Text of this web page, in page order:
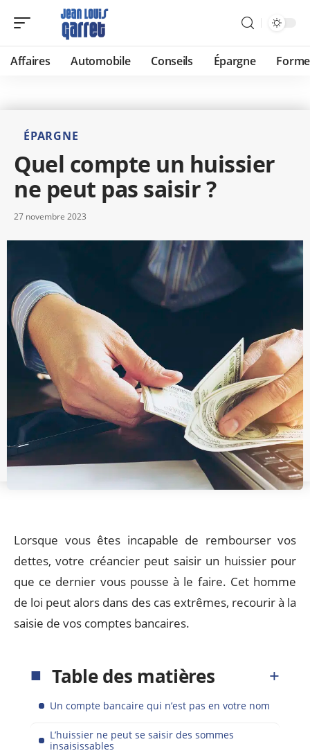
Affaires Automobile Conseils Épargne Forme
ÉPARGNE
Quel compte un huissier
ne peut pas saisir ?
27 novembre 2023
Lorsque vous êtes incapable de rembourser vos
dettes, votre créancier peut saisir un huissier pour
que ce dernier vous pousse à le faire. Cet homme
de loi peut alors dans des cas extrêmes, recourir à la
saisie de vos comptes bancaires.
Table des matières
Un compte bancaire qui n’est pas en votre nom
L’huissier ne peut se saisir des sommes
insaisissables